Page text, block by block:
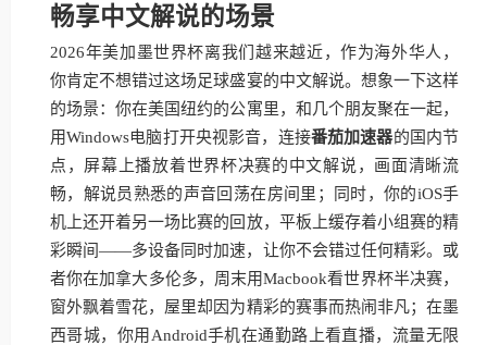
畅享中文解说的场景
2026年美加墨世界杯离我们越来越近，作为海外华人，
你肯定不想错过这场足球盛宴的中文解说。想象一下这样
的场景：你在美国纽约的公寓里，和几个朋友聚在一起，
用Windows电脑打开央视影音，连接番茄加速器的国内节
点，屏幕上播放着世界杯决赛的中文解说，画面清晰流
畅，解说员熟悉的声音回荡在房间里；同时，你的iOS手
机上还开着另一场比赛的回放，平板上缓存着小组赛的精
彩瞬间——多设备同时加速，让你不会错过任何精彩。或
者你在加拿大多伦多，周末用Macbook看世界杯半决赛，
窗外飘着雪花，屋里却因为精彩的赛事而热闹非凡；在墨
西哥城，你用Android手机在通勤路上看直播，流量无限